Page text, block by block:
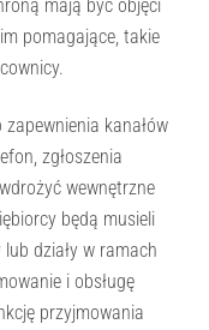
mają być objęci
pomagające, takie
kanałów
zgłoszenia
wewnętrzne
będą musieli
działy w ramach
i obsługę
przyjmowania